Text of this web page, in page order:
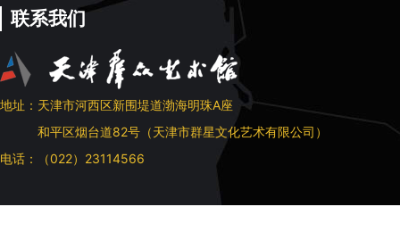
联系我们
地址：天津市河西区新围堤道渤海明珠A座
和平区烟台道82号（天津市群星文化艺术有限公司）
电话：（022）23114566